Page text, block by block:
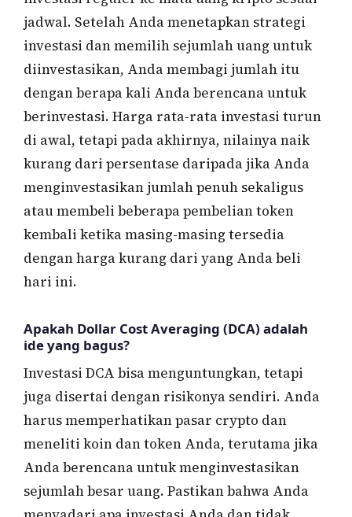
jadwal. Setelah Anda menetapkan strategi
investasi dan memilih sejumlah uang untuk
diinvestasikan, Anda membagi jumlah itu
dengan berapa kali Anda berencana untuk
berinvestasi. Harga rata-rata investasi turun
di awal, tetapi pada akhirnya, nilainya naik
kurang dari persentase daripada jika Anda
menginvestasikan jumlah penuh sekaligus
atau membeli beberapa pembelian token
kembali ketika masing-masing tersedia
dengan harga kurang dari yang Anda beli
hari ini.
Apakah Dollar Cost Averaging (DCA) adalah
ide yang bagus?
Investasi DCA bisa menguntungkan, tetapi
juga disertai dengan risikonya sendiri. Anda
harus memperhatikan pasar crypto dan
meneliti koin dan token Anda, terutama jika
Anda berencana untuk menginvestasikan
sejumlah besar uang. Pastikan bahwa Anda